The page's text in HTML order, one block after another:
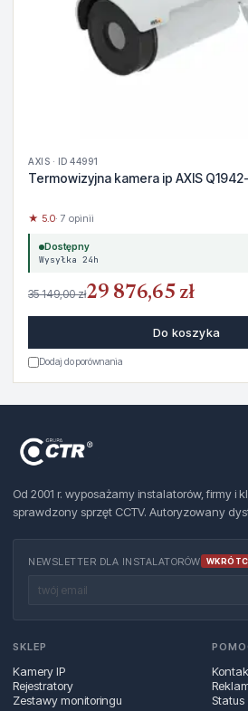
AXIS · ID 44991
Termowizyjna kamera ip AXIS
★ 5.0· 7 opinii
Dostępny
Wysyłka 24h
35 149,00 zł29 876,65 zł
Do koszyka
Dodaj do porównania
Od 2001 r. wyposażamy instalatorów, firmy i
sprawdzony sprzęt CCTV. Autoryzowany
NEWSLETTER DLA INSTALATORÓW
SKLEP
Kamery IP
Rejestratory
Zestawy monitoringu
Status